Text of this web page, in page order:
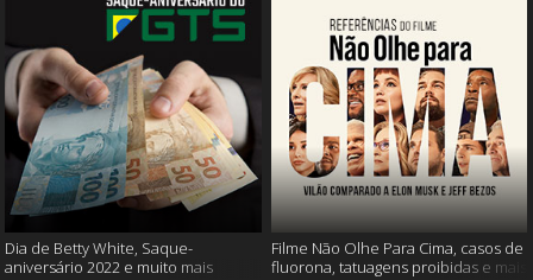
Dia de Betty White, Saque-
aniversário 2022 e muito mais
Filme Não Olhe Para Cima, casos de
fluorona, tatuagens proibidas e mais